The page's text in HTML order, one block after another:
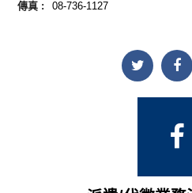
傳真 : 08-736-1127